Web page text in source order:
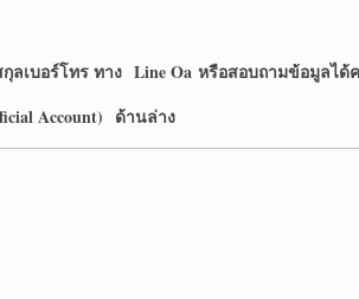
ลเบอร์โทร ทาง Line Oa หรือสอบถามข้อมูลได้
Account) ด้านล่าง